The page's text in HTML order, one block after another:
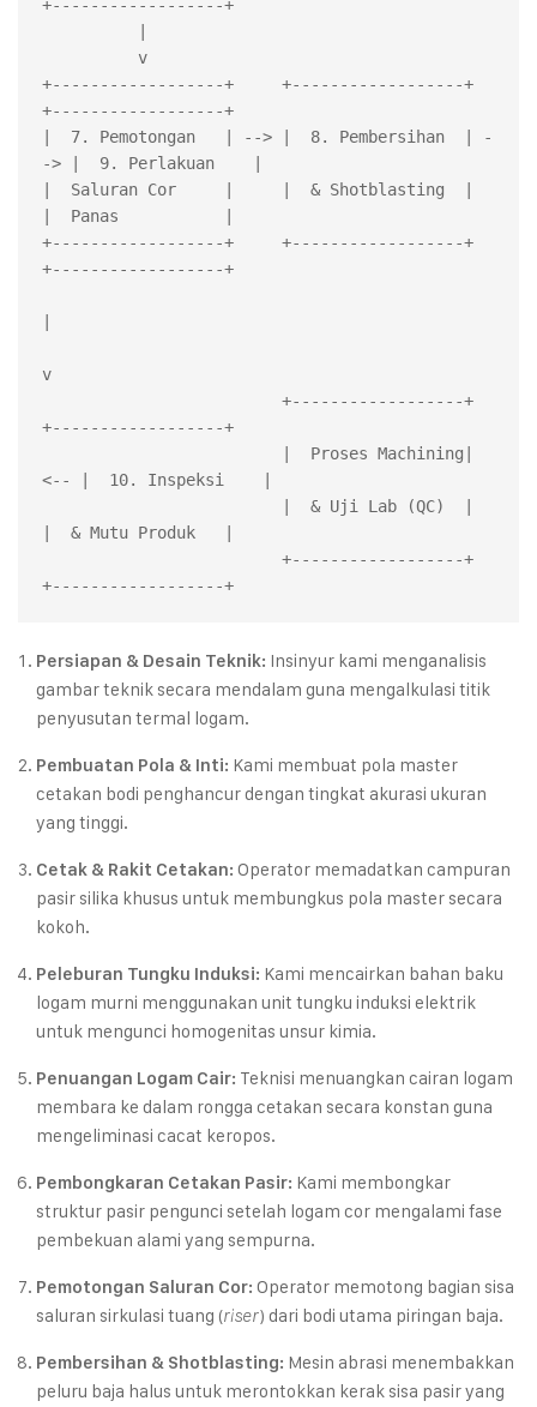
+------------------+
+------------------+     +------------------+
+------------------+
|  7. Pemotongan   | --> |  8. Pembersihan  | -
-> |  9. Perlakuan    |
|  Saluran Cor     |     |  & Shotblasting  |
|  Panas           |
+------------------+     +------------------+
+------------------+
v
+------------------+
<-- |  10. Inspeksi    |
|  & Mutu Produk   |
Persiapan & Desain Teknik: Insinyur kami menganalisis
gambar teknik secara mendalam guna mengalkulasi titik
penyusutan termal logam.
Pembuatan Pola & Inti: Kami membuat pola master
cetakan bodi penghancur dengan tingkat akurasi ukuran
yang tinggi.
Cetak & Rakit Cetakan: Operator memadatkan campuran
pasir silika khusus untuk membungkus pola master secara
kokoh.
Peleburan Tungku Induksi: Kami mencairkan bahan baku
logam murni menggunakan unit tungku induksi elektrik
untuk mengunci homogenitas unsur kimia.
Penuangan Logam Cair: Teknisi menuangkan cairan logam
membara ke dalam rongga cetakan secara konstan guna
mengeliminasi cacat keropos.
Pembongkaran Cetakan Pasir: Kami membongkar
struktur pasir pengunci setelah logam cor mengalami fase
pembekuan alami yang sempurna.
Pemotongan Saluran Cor: Operator memotong bagian sisa
saluran sirkulasi tuang (riser) dari bodi utama piringan baja.
Pembersihan & Shotblasting: Mesin abrasi menembakkan
peluru baja halus untuk merontokkan kerak sisa pasir yang